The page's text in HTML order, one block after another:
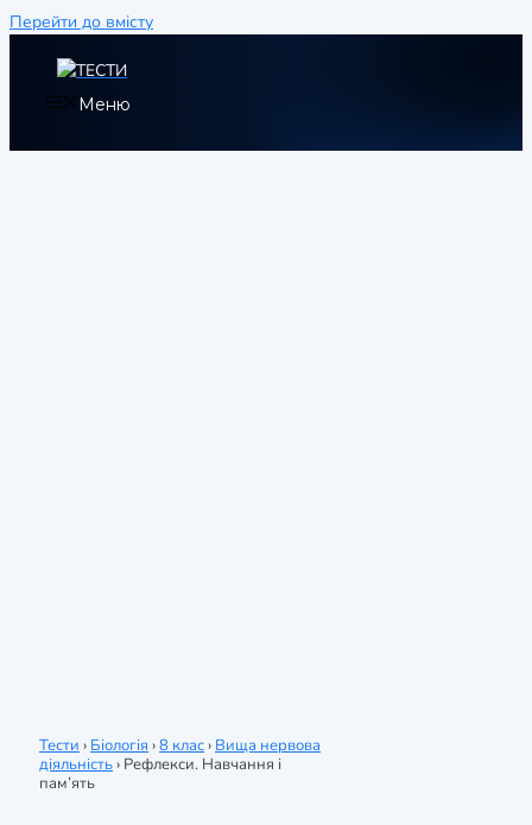
Перейти до вмісту
Меню
Тести › Біологія ›8 клас› Вища нервова
діяльність› Рефлекси. Навчання і
пам’ять